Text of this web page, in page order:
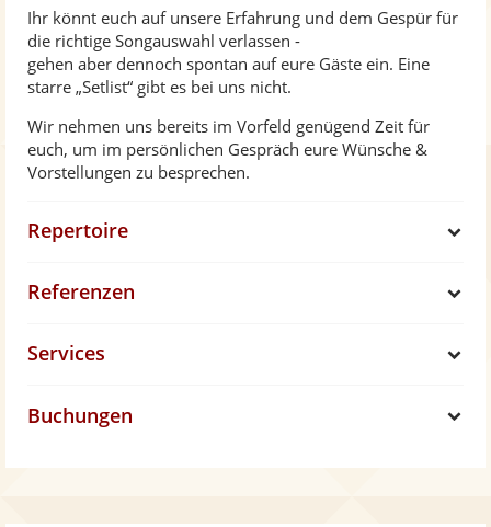
Ihr könnt euch auf unsere Erfahrung und dem Gespür für
die richtige Songauswahl verlassen -
gehen aber dennoch spontan auf eure Gäste ein. Eine
starre „Setlist“ gibt es bei uns nicht.
Wir nehmen uns bereits im Vorfeld genügend Zeit für
euch, um im persönlichen Gespräch eure Wünsche &
Vorstellungen zu besprechen.
Repertoire
Referenzen
Services
Buchungen